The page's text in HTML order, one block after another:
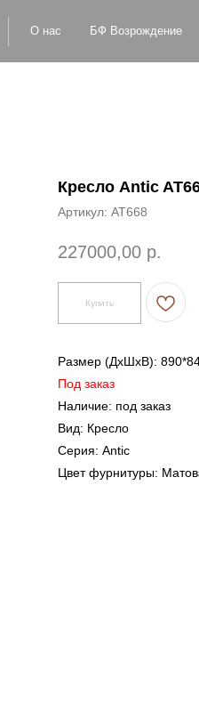
БФ Возрождение Блог
Кресло Antic
Артикул: AT668
227000,00 р.
Купить
Размер (ДxШxВ):
Под заказ
Наличие: под заказ
Вид: Кресло
Серия: Antic
Цвет фурнитуры: